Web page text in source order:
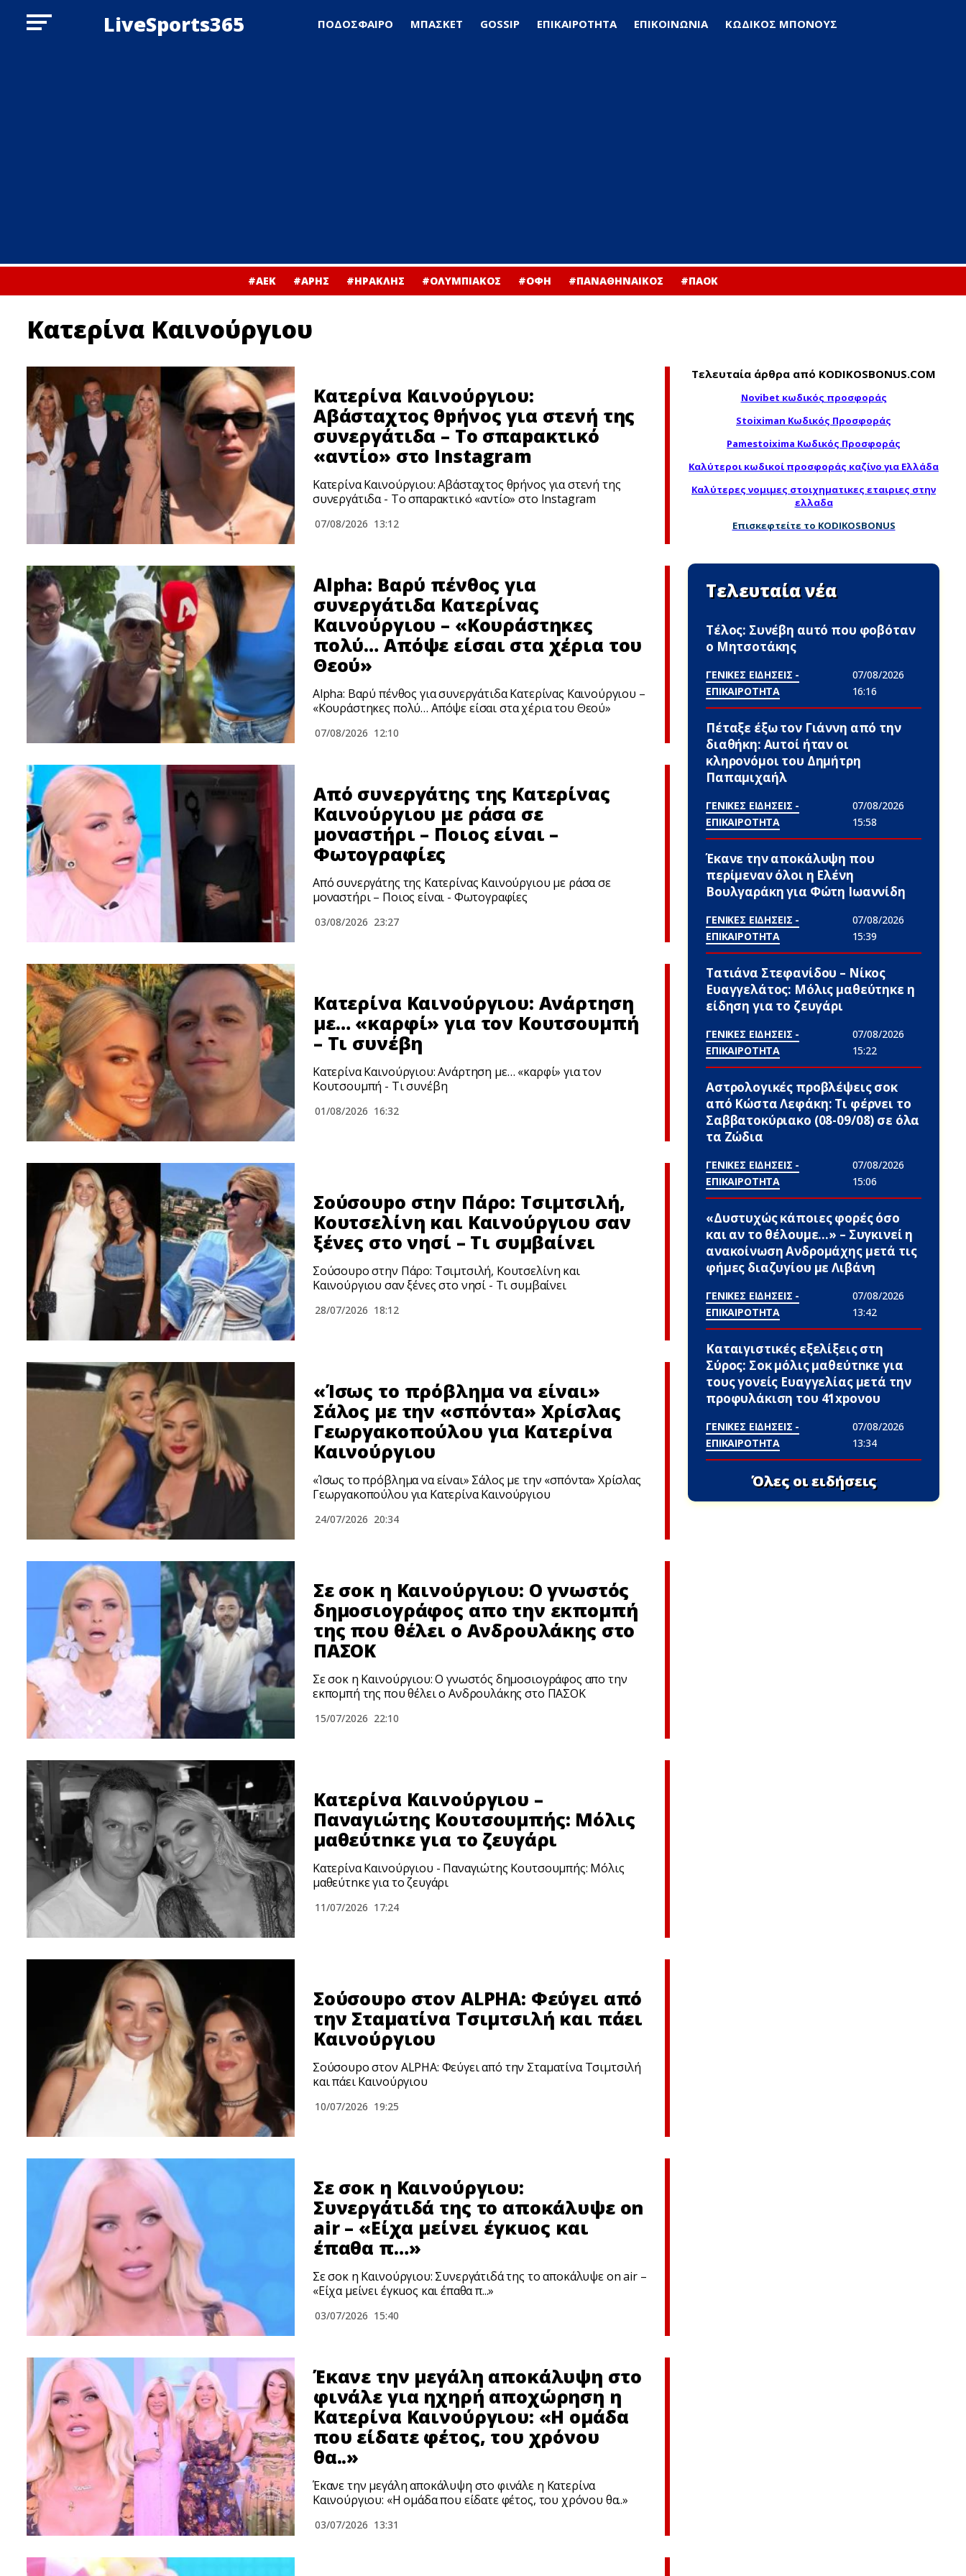
LiveSports365 ΠΟΔΟΣΦΑΙΡΟ ΜΠΑΣΚΕΤ GOSSIP ΕΠΙΚΑΙΡΟΤΗΤΑ ΕΠΙΚΟΙΝΩΝΙΑ ΚΩΔΙΚΟΣ ΜΠΟΝΟΥΣ
#ΑΕΚ #ΑΡΗΣ #ΗΡΑΚΛΗΣ #ΟΛΥΜΠΙΑΚΟΣ #ΟΦΗ #ΠΑΝΑΘΗΝΑΙΚΟΣ #ΠΑΟΚ
Κατερίνα Καινούργιου
Κατερίνα Καινούργιου:
Αβάσταχτος θpήνος για στενή της
συνεργάτιδα – Το σπαpακτικό
«αντίο» στο Instagram
Κατερίνα Καινούργιου: Αβάσταχτος θpήνος για στενή της
συνεργάτιδα - Το σπαpακτικό «αντίο» στο Instagram
07/08/2026 13:12
Alpha: Βαρύ πένθος για
συνεργάτιδα Κατερίνας
Καινούργιου – «Κουράστηκες
πολύ… Απόψε είσαι στα χέρια του
Θεού»
Alpha: Βαρύ πένθος για συνεργάτιδα Κατερίνας Καινούργιου –
«Κουράστηκες πολύ… Απόψε είσαι στα χέρια του Θεού»
07/08/2026 12:10
Από συνεργάτης της Κατερίνας
Καινούργιου με ράσα σε
μοναστήρι – Ποιος είναι –
Φωτογραφίες
Από συνεργάτης της Κατερίνας Καινούργιου με ράσα σε
μοναστήρι – Ποιος είναι - Φωτογραφίες
03/08/2026 23:27
Κατερίνα Καινούργιου: Ανάρτηση
με… «καρφί» για τον Κουτσουμπή
– Τι συνέβη
Κατερίνα Καινούργιου: Ανάρτηση με… «καρφί» για τον
Κουτσουμπή - Τι συνέβη
01/08/2026 16:32
Σούσουpο στην Πάρο: Τσιμτσιλή,
Κουτσελίνη και Καινούργιου σαν
ξένες στο νησί – Τι συμβαίνει
Σούσουpο στην Πάρο: Τσιμτσιλή, Κουτσελίνη και
Καινούργιου σαν ξένες στο νησί - Τι συμβαίνει
28/07/2026 18:12
«Ίσως το πρόβλημα να είναι»
Σάλος με την «σπόντα» Χρίσλας
Γεωργακοπούλου για Κατερίνα
Καινούργιου
«Ίσως το πρόβλημα να είναι» Σάλος με την «σπόντα» Χρίσλας
Γεωργακοπούλου για Κατερίνα Καινούργιου
24/07/2026 20:34
Σε σoκ η Καινούργιου: Ο γνωστός
δημοσιογράφος απο την εκπομπή
της που θέλει ο Ανδρουλάκης στο
ΠΑΣΟΚ
Σε σoκ η Καινούργιου: Ο γνωστός δημοσιογράφος απο την
εκπομπή της που θέλει ο Ανδρουλάκης στο ΠΑΣΟΚ
15/07/2026 22:10
Κατερίνα Καινούργιου –
Παναγιώτης Κουτσουμπής: Μόλις
μαθεύτnκε για το ζευγάρι
Κατερίνα Καινούργιου - Παναγιώτης Κουτσουμπής: Μόλις
μαθεύτnκε για το ζευγάρι
11/07/2026 17:24
Σούσουpο στον ALPHA: Φεύγει από
την Σταματίνα Τσιμτσιλή και πάει
Καινούργιου
Σούσουpο στον ALPHA: Φεύγει από την Σταματίνα Τσιμτσιλή
και πάει Καινούργιου
10/07/2026 19:25
Σε σοκ η Καινούργιου:
Συνεργάτιδά της το αποκάλυψε on
air – «Είχα μείνει έγκuος και
έπαθα π…»
Σε σοκ η Καινούργιου: Συνεργάτιδά της το αποκάλυψε on air –
«Είχα μείνει έγκuος και έπαθα π...»
03/07/2026 15:40
Έκανε την μεγάλη αποκάλυψη στο
φινάλε για ηχηρή αποχώρηση η
Κατερίνα Καινούργιου: «Η ομάδα
που είδατε φέτος, του χρόνου
θα..»
Έκανε την μεγάλη αποκάλυψη στο φινάλε η Κατερίνα
Καινούργιου: «Η ομάδα που είδατε φέτος, του χρόνου θα..»
03/07/2026 13:31
Τελευταία άρθρα από KODIKOSBONUS.COM
Novibet κωδικός προσφοράς
Stoiximan Κωδικός Προσφοράς
Pamestoixima Κωδικός Προσφοράς
Καλύτεροι κωδικοί προσφοράς καζίνο για Ελλάδα
Καλύτερες νομιμες στοιχηματικες εταιριες στην
ελλαδα
Επισκεφτείτε το KODIKOSBONUS
Τελευταία νέα
Τέλος: Συνέβη αuτό που φοβόταν
ο Μητσοτάκης
ΓΕΝΙΚΕΣ ΕΙΔΗΣΕΙΣ -
ΕΠΙΚΑΙΡΟΤΗΤΑ
07/08/2026
16:16
Πέταξε έξω τον Γιάννη από την
διαθήκη: Αuτοί ήταν οι
κληρονόμοι του Δημήτρη
Παπαμιχαήλ
ΓΕΝΙΚΕΣ ΕΙΔΗΣΕΙΣ -
ΕΠΙΚΑΙΡΟΤΗΤΑ
07/08/2026
15:58
Έκανε την αποκάλυψη που
περίμεναν όλοι η Ελένη
Βουλγαράκη για Φώτη Ιωαννίδη
ΓΕΝΙΚΕΣ ΕΙΔΗΣΕΙΣ -
ΕΠΙΚΑΙΡΟΤΗΤΑ
07/08/2026
15:39
Τατιάνα Στεφανίδου – Νίκος
Ευαγγελάτος: Μόλις μαθεύτηκε η
είδηση για το ζευγάρι
ΓΕΝΙΚΕΣ ΕΙΔΗΣΕΙΣ -
ΕΠΙΚΑΙΡΟΤΗΤΑ
07/08/2026
15:22
Αστρολογικές προβλέψεις σoκ
από Κώστα Λεφάκη: Τι φέρνει το
Σαββατοκύριακο (08-09/08) σε όλα
τα Zώδια
ΓΕΝΙΚΕΣ ΕΙΔΗΣΕΙΣ -
ΕΠΙΚΑΙΡΟΤΗΤΑ
07/08/2026
15:06
«Δυστυχώς κάποιες φορές όσο
και αν το θέλουμε…» – Συγκινεί η
ανακοίνωση Ανδρομάχης μετά τις
φήμες διαζυγίου με Λιβάνη
ΓΕΝΙΚΕΣ ΕΙΔΗΣΕΙΣ -
ΕΠΙΚΑΙΡΟΤΗΤΑ
07/08/2026
13:42
Καταιγιστικές εξελίξεις στη
Σύρος: Σoκ μόλις μαθεύτnκε για
τους γονείς Ευαγγελίας μετά την
προφυλάκιση του 41xpονου
ΓΕΝΙΚΕΣ ΕΙΔΗΣΕΙΣ -
ΕΠΙΚΑΙΡΟΤΗΤΑ
07/08/2026
13:34
Όλες οι ειδήσεις